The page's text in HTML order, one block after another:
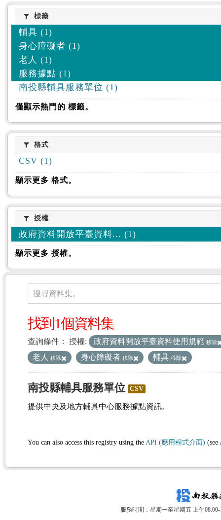
標籤標籤
輔具 (1)
身心障礙者 (1)
老人 (1)
服務據點 (1)
南投縣輔具服務單位 (1)
僅顯示熱門的 標籤。
格式格式
CSV (1)
顯示更多 格式。
授權授權
政府資料開放平臺資料... (1)
顯示更多 授權。
資料集
搜尋資料集。
找到1個資料集
查詢條件： 授權: 政府資料開放平臺資料使用規範 移除
老人 移除 身心障礙者 移除 輔具 移除
南投縣輔具服務單位 CSV
提供中央及地方輔具中心服務據點資訊。
You can also access this registry using the API (應用程式介面) (see
服務時間：星期一至星期五 上午